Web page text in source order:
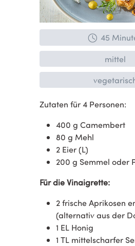
45
mittel
Zutaten für 4 Personen:
400 g Camembert
80 g Mehl
2 Eier (L)
200 g Semmel oder
Für die Vinaigrette:
2 frische Aprikosen
(alternativ aus der
1 EL Honig
1 TL mittelscharfer